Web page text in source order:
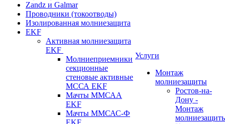
Zandz и Galmar
Проводники (токоотводы)
Изолированная молниезащита
EKF
Активная молниезащита
EKF
Молниеприемники
секционные
стеновые активные
МССА EKF
Мачты ММСАА
EKF
Мачты ММСАС-Ф
EKF
Услуги
Монтаж
молниезащиты
Ростов-на-
Дону -
Монтаж